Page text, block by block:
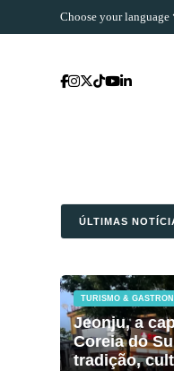
Choose your language
ÚLTIMAS
Saudi vence time sensação e
TURISMO &
Jeonju, a
Coreia do
tradição,